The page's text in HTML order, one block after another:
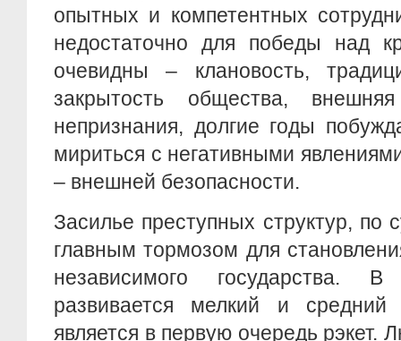
опытных и компетентных
недостаточно для победы над
очевидны – клановость,
закрытость общества,
непризнания, долгие годы
мириться с негативными
– внешней безопасности.
Засилье преступных структур, по
главным тормозом для
независимого государства.
развивается мелкий и
является в первую очередь рэкет.